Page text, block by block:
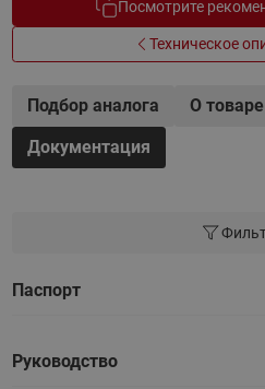
Посмотрите
Техническое
Подбор аналога О товаре
Документация
Паспорт
Руководство